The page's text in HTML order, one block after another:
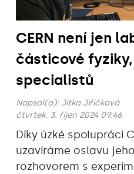
CERN není jen
částicové
specialistů
Napsal(a): Jitka Jiřičková
čtvrtek, 3. říjen 2024 09:46
Díky úzké spolupráci
uzavíráme oslavu
rozhovorem s